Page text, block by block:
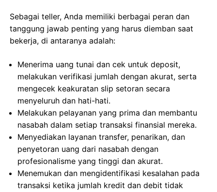
Sebagai teller, Anda memiliki berbagai peran dan
tanggung jawab penting yang harus diemban saat
bekerja, di antaranya adalah:
Menerima uang tunai dan cek untuk deposit,
melakukan verifikasi jumlah dengan akurat, serta
mengecek keakuratan slip setoran secara
menyeluruh dan hati-hati.
Melakukan pelayanan yang prima dan membantu
nasabah dalam setiap transaksi finansial mereka.
Menyediakan layanan transfer, penarikan, dan
penyetoran uang dari nasabah dengan
profesionalisme yang tinggi dan akurat.
Menemukan dan mengidentifikasi kesalahan pada
transaksi ketika jumlah kredit dan debit tidak